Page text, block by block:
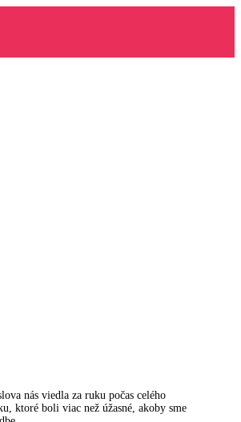
nás viedla za ruku počas celého
ktoré boli viac než úžasné, akoby sme